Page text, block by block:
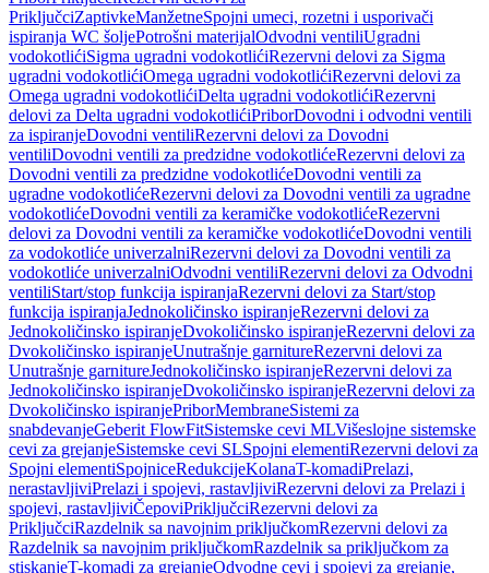
PriključciZaptivkeManžetneSpojni umeci, rozetni i usporivači
ispiranja WC šoljePotrošni materijalOdvodni ventiliUgradni
vodokotlićiSigma ugradni vodokotlićiRezervni delovi za Sigma
ugradni vodokotlićiOmega ugradni vodokotlićiRezervni delovi za
Omega ugradni vodokotlićiDelta ugradni vodokotlićiRezervni
delovi za Delta ugradni vodokotlićiPriborDovodni i odvodni ventili
za ispiranjeDovodni ventiliRezervni delovi za Dovodni
ventiliDovodni ventili za predzidne vodokotlićeRezervni delovi za
Dovodni ventili za predzidne vodokotlićeDovodni ventili za
ugradne vodokotlićeRezervni delovi za Dovodni ventili za ugradne
vodokotlićeDovodni ventili za keramičke vodokotlićeRezervni
delovi za Dovodni ventili za keramičke vodokotlićeDovodni ventili
za vodokotliće univerzalniRezervni delovi za Dovodni ventili za
vodokotliće univerzalniOdvodni ventiliRezervni delovi za Odvodni
ventiliStart/stop funkcija ispiranjaRezervni delovi za Start/stop
funkcija ispiranjaJednokoličinsko ispiranjeRezervni delovi za
Jednokoličinsko ispiranjeDvokoličinsko ispiranjeRezervni delovi za
Dvokoličinsko ispiranjeUnutrašnje garnitureRezervni delovi za
Unutrašnje garnitureJednokoličinsko ispiranjeRezervni delovi za
Jednokoličinsko ispiranjeDvokoličinsko ispiranjeRezervni delovi za
Dvokoličinsko ispiranjePriborMembraneSistemi za
snabdevanjeGeberit FlowFitSistemske cevi MLVišeslojne sistemske
cevi za grejanjeSistemske cevi SLSpojni elementiRezervni delovi za
Spojni elementiSpojniceRedukcijeKolanaT-komadiPrelazi,
nerastavljiviPrelazi i spojevi, rastavljiviRezervni delovi za Prelazi i
spojevi, rastavljiviČepoviPriključciRezervni delovi za
PriključciRazdelnik sa navojnim priključkomRezervni delovi za
Razdelnik sa navojnim priključkomRazdelnik sa priključkom za
stiskanjeT-komadi za grejanjeOdvodne cevi i spojevi za grejanje,